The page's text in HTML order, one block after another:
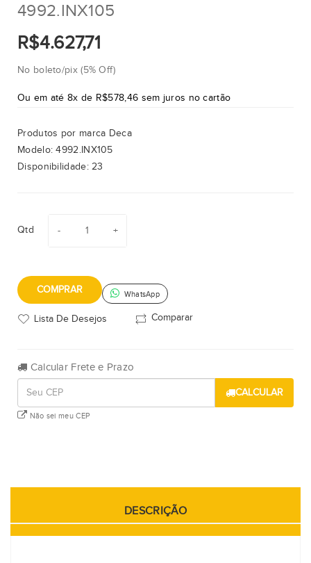
4992.INX105
R$4.627,71
No boleto/pix (5% Off)
Ou em até 8x de R$578,46 sem juros no cartão
Produtos por marca Deca
Modelo:4992.INX105
Disponibilidade:23
Qtd
COMPRAR WhatsApp
Lista De Desejos Comparar
Calcular Frete e Prazo
CALCULAR
Não sei meu CEP
DESCRIÇÃO